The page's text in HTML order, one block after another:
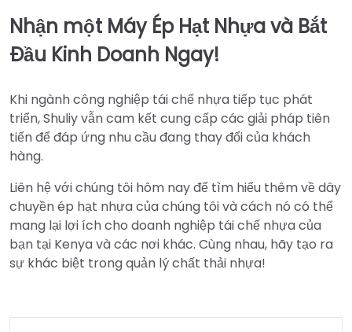
Nhận một Máy Ép Hạt Nhựa và Bắt
Đầu Kinh Doanh Ngay!
Khi ngành công nghiệp tái chế nhựa tiếp tục phát
triển, Shuliy vẫn cam kết cung cấp các giải pháp tiên
tiến để đáp ứng nhu cầu đang thay đổi của khách
hàng.
Liên hệ với chúng tôi hôm nay để tìm hiểu thêm về dây
chuyền ép hạt nhựa của chúng tôi và cách nó có thể
mang lại lợi ích cho doanh nghiệp tái chế nhựa của
bạn tại Kenya và các nơi khác. Cùng nhau, hãy tạo ra
sự khác biệt trong quản lý chất thải nhựa!